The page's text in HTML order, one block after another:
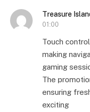
Treasure
01:00
Touch
making
gaming
The
ensuring
exciting